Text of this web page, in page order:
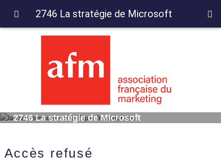
2746 La stratégie de Microsoft
Accès refusé
2746 La stratégie de Microsoft